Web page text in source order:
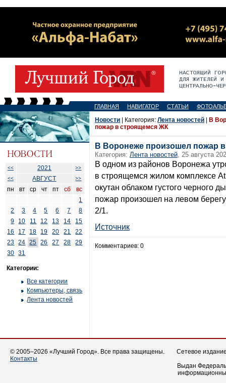
ГЛАВНАЯ НАВИГАТОР СТАТЬИ
<< 2021
>>
<<
АВГУСТ >>
пн вт ср чт пт сб
вс
1
2
3 4 5 6 7
8
9
10 11 12 13 14
15
16
17 18 19 20 21
22
23
24 25 26 27 28
29
30
31
Категории:
Все категории
Компьютеры, связь
Лента новостей
Новости | Категория: Лента новостей
В
пожар в строящемся ЖК
В Воронеже произошел пожар
Категория: Лента новостей, 25 августа
В одном из районов Воронежа
в строящемся жилом комплексе
окутан облаком густого
пожар произошел на левом
2/1.
Источник
Комментариев: 0
© 2005–2026 «Лучший Город». Все права защищены.
Контакты
Сетевое
Выдан